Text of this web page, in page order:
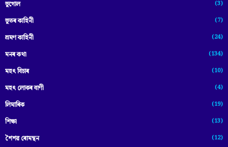
ভূগোল (3)
ভূতৰ কাহিনী (7)
ভ্ৰমণ কাহিনী (24)
মনৰ কথা (134)
মহৎ বিচাৰ (10)
মহৎ লোকৰ বাণী (4)
লিমাৰিক (19)
শিক্ষা (13)
শৈশৱ ৰোমন্থন (12)